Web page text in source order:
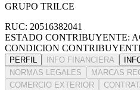
GRUPO TRILCE
RUC: 20516382041
ESTADO CONTRIBUYENTE:
CONDICION
PERFIL INFO FINANCIERA
NORMAS LEGALES
MARCAS
COMERCIO EXTERIOR